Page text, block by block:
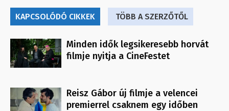
KAPCSOLÓDÓ CIKKEK TÖBB A SZERZŐTŐL
Minden idők legsikeresebb horvát
filmje nyitja a CineFestet
Reisz Gábor új filmje a velencei
premierrel csaknem egy időben